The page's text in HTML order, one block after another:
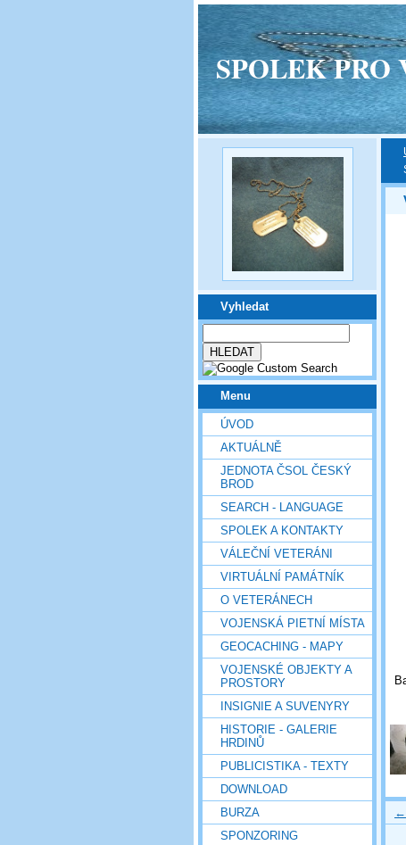
SPOLEK PRO
Vyhledat
Menu
ÚVOD
AKTUÁLNĚ
JEDNOTA ČSOL ČESKÝ
BROD
SEARCH - LANGUAGE
SPOLEK A KONTAKTY
VÁLEČNÍ VETERÁNI
VIRTUÁLNÍ PAMÁTNÍK
O VETERÁNECH
VOJENSKÁ PIETNÍ MÍSTA
GEOCACHING - MAPY
VOJENSKÉ OBJEKTY A
PROSTORY
INSIGNIE A SUVENYRY
HISTORIE - GALERIE
HRDINŮ
PUBLICISTIKA - TEXTY
DOWNLOAD
BURZA
SPONZORING
←